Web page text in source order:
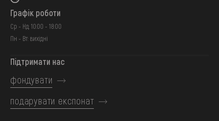
Графік роботи
Ср - Нд: 10:00 - 18:00
Пн - Вт: вихідні
Підтримати нас
фондувати
подарувати експонат